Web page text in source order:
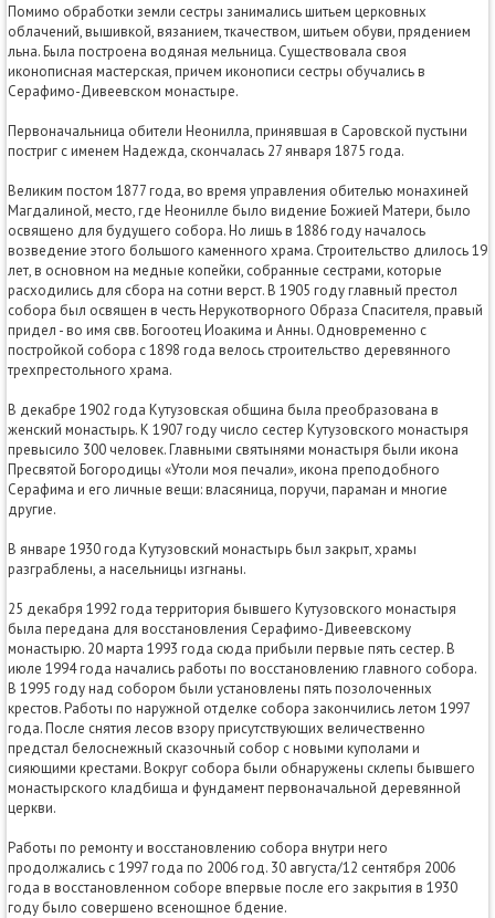
Помимо обработки земли сестры занимались шитьем церковных
облачений, вышивкой, вязанием, ткачеством, шитьем обуви, прядением
льна. Была построена водяная мельница. Существовала своя
иконописная мастерская, причем иконописи сестры обучались в
Серафимо-Дивеевском монастыре.
Первоначальница обители Неонилла, принявшая в Саровской пустыни
постриг с именем Надежда, скончалась 27 января 1875 года.
Великим постом 1877 года, во время управления обителью монахиней
Магдалиной, место, где Неонилле было видение Божией Матери, было
освящено для будущего собора. Но лишь в 1886 году началось
возведение этого большого каменного храма. Строительство длилось 19
лет, в основном на медные копейки, собранные сестрами, которые
расходились для сбора на сотни верст. В 1905 году главный престол
собора был освящен в честь Нерукотворного Образа Спасителя, правый
придел - во имя свв. Богоотец Иоакима и Анны. Одновременно с
постройкой собора с 1898 года велось строительство деревянного
трехпрестольного храма.
В декабре 1902 года Кутузовская община была преобразована в
женский монастырь. К 1907 году число сестер Кутузовского монастыря
превысило 300 человек. Главными святынями монастыря были икона
Пресвятой Богородицы «Утоли моя печали», икона преподобного
Серафима и его личные вещи: власяница, поручи, параман и многие
другие.
В январе 1930 года Кутузовский монастырь был закрыт, храмы
разграблены, а насельницы изгнаны.
25 декабря 1992 года территория бывшего Кутузовского монастыря
была передана для восстановления Серафимо-Дивеевскому
монастырю. 20 марта 1993 года сюда прибыли первые пять сестер. В
июле 1994 года начались работы по восстановлению главного собора.
В 1995 году над собором были установлены пять позолоченных
крестов. Работы по наружной отделке собора закончились летом 1997
года. После снятия лесов взору присутствующих величественно
предстал белоснежный сказочный собор с новыми куполами и
сияющими крестами. Вокруг собора были обнаружены склепы бывшего
монастырского кладбища и фундамент первоначальной деревянной
церкви.
Работы по ремонту и восстановлению собора внутри него
продолжались с 1997 года по 2006 год. 30 августа/12 сентября 2006
года в восстановленном соборе впервые после его закрытия в 1930
году было совершено всенощное бдение.